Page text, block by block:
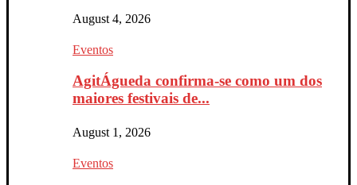
August 4, 2026
Eventos
AgitÁgueda confirma-se como um dos
maiores festivais de...
August 1, 2026
Eventos